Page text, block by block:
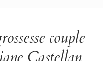
couple